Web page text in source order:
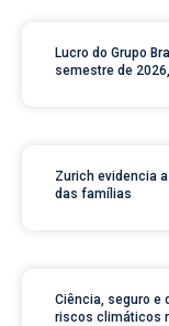
Lucro do Grupo
semestre de
Zurich evidencia
das famílias
Ciência, seguro e
riscos climáticos